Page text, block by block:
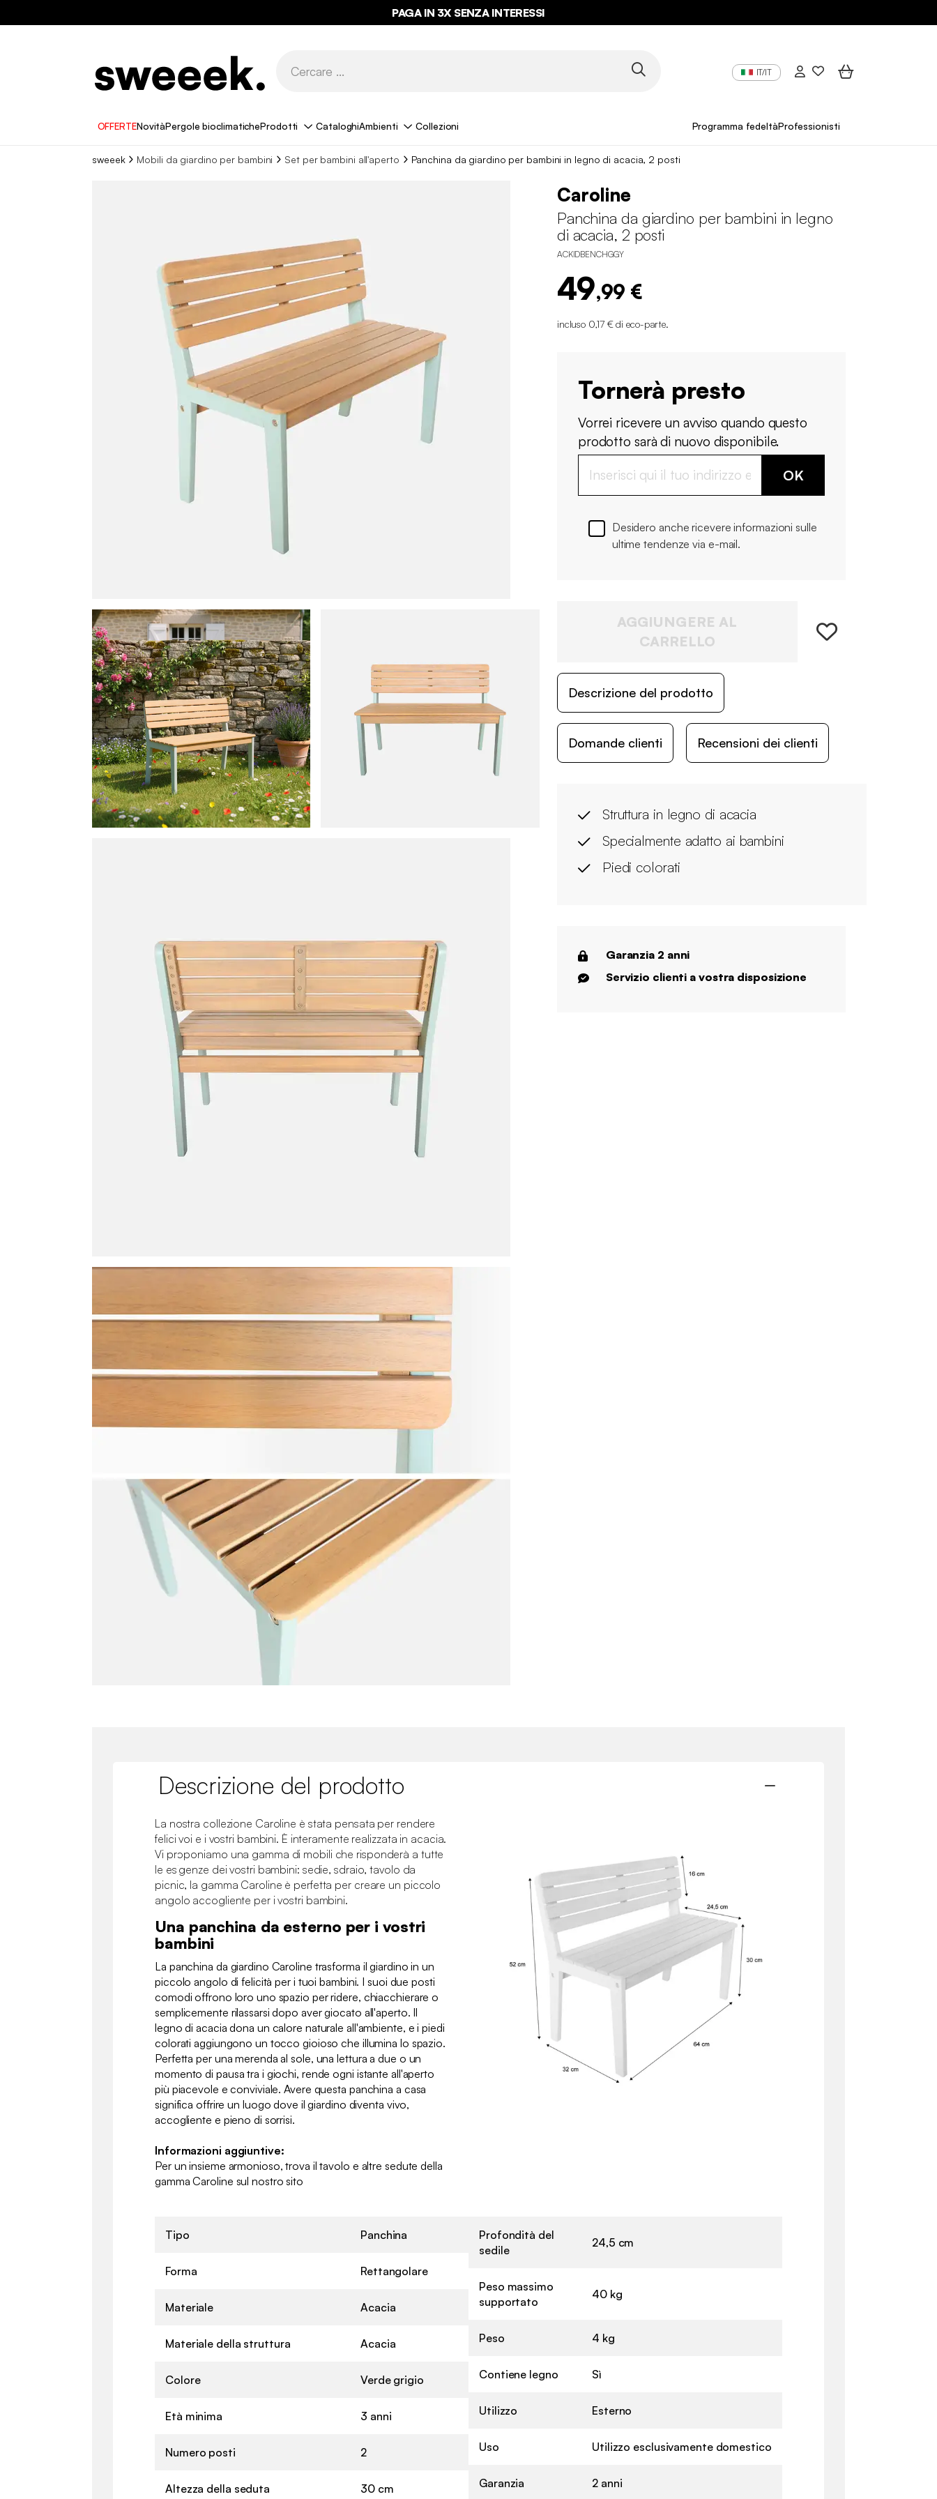
PAGA IN 3X SENZA INTERESSI
IT/IT
OFFERTENovitàPergole bioclimaticheProdotti CataloghiAmbienti Collezioni Programma fedeltàProfessionisti
sweeek Mobili da giardino per bambini Set per bambini all'aperto Panchina da giardino per bambini in legno di acacia, 2 posti
Caroline
Panchina da giardino per bambini in legno
di acacia, 2 posti
ACKIDBENCHGGY
49,99 €
incluso 0,17 € di eco-parte.
Tornerà presto
Vorrei ricevere un avviso quando questo
prodotto sarà di nuovo disponibile.
OK
Desidero anche ricevere informazioni sulle
ultime tendenze via e-mail.
AGGIUNGERE AL
CARRELLO
Descrizione del prodotto
Domande clienti Recensioni dei clienti
Struttura in legno di acacia
Specialmente adatto ai bambini
Piedi colorati
Garanzia 2 anni
Servizio clienti a vostra disposizione
Descrizione del prodotto
La nostra collezione Caroline è stata pensata per rendere
felici voi e i vostri bambini. È interamente realizzata in acacia.
Vi proponiamo una gamma di mobili che risponderà a tutte
le esigenze dei vostri bambini: sedie, sdraio, tavolo da
picnic, la gamma Caroline è perfetta per creare un piccolo
angolo accogliente per i vostri bambini.
Una panchina da esterno per i vostri
bambini
La panchina da giardino Caroline trasforma il giardino in un
piccolo angolo di felicità per i tuoi bambini. I suoi due posti
comodi offrono loro uno spazio per ridere, chiacchierare o
semplicemente rilassarsi dopo aver giocato all'aperto. Il
legno di acacia dona un calore naturale all'ambiente, e i piedi
colorati aggiungono un tocco gioioso che illumina lo spazio.
Perfetta per una merenda al sole, una lettura a due o un
momento di pausa tra i giochi, rende ogni istante all'aperto
più piacevole e conviviale. Avere questa panchina a casa
significa offrire un luogo dove il giardino diventa vivo,
accogliente e pieno di sorrisi.
Informazioni aggiuntive:
Per un insieme armonioso, trova il tavolo e altre sedute della
gamma Caroline sul nostro sito
Tipo Panchina
Forma Rettangolare
Materiale Acacia
Materiale della struttura Acacia
Colore Verde grigio
Età minima 3 anni
Numero posti 2
Altezza della seduta 30 cm
Profondità del
sedile
24,5 cm
Peso massimo
supportato
40 kg
Peso 4 kg
Contiene legno Sì
Utilizzo Esterno
Uso Utilizzo esclusivamente domestico
Garanzia 2 anni